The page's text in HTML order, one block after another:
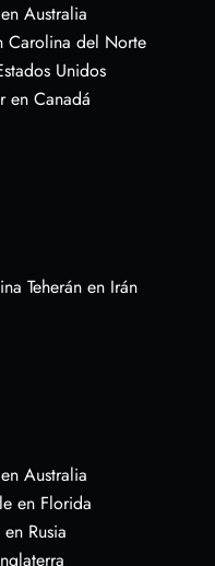
Australia
Carolina del Norte
Unidos
en Canadá
Teherán en Irán
Australia
en Florida
Rusia